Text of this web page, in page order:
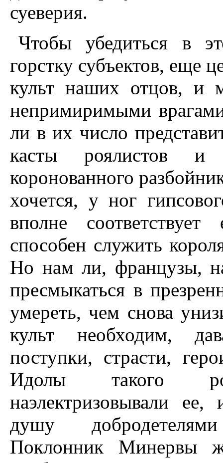
суеверия.
Чтобы убедиться в
горстку субъектов, еще
культ наших отцов, и
непримиримыми
ли в их число
касты роялистов и
коронованного
хочется, у ног
вполне
способен служить
Но нам ли, французы,
пресмыкаться в
умереть, чем снова
культ необходим,
поступки, страсти,
Идолы такого
наэлектризовывали
душу
Поклонник Минервы